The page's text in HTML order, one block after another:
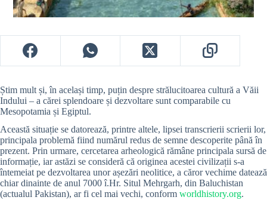
Știm mult și, în același timp, puțin despre strălucitoarea cultură a Văii
Indului – a cărei splendoare și dezvoltare sunt comparabile cu
Mesopotamia și Egiptul.
Această situație se datorează, printre altele, lipsei transcrierii scrierii lor,
principala problemă fiind numărul redus de semne descoperite până în
prezent. Prin urmare, cercetarea arheologică rămâne principala sursă de
informație, iar astăzi se consideră că originea acestei civilizații s-a
întemeiat pe dezvoltarea unor așezări neolitice, a căror vechime datează
chiar dinainte de anul 7000 î.Hr. Situl Mehrgarh, din Baluchistan
(actualul Pakistan), ar fi cel mai vechi, conform worldhistory.org.